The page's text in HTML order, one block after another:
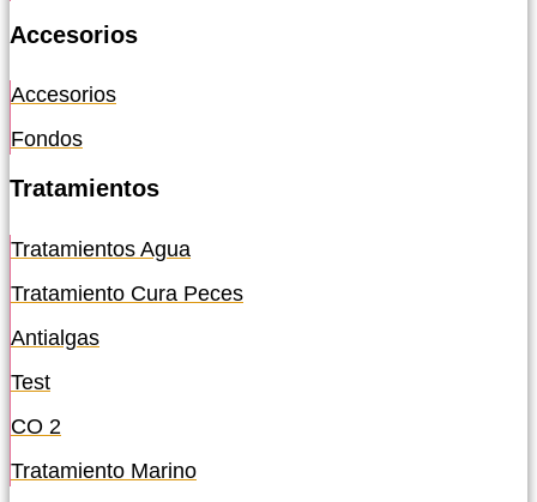
Accesorios
Accesorios
Fondos
Tratamientos
Tratamientos Agua
Tratamiento Cura Peces
Antialgas
Test
CO 2
Tratamiento Marino